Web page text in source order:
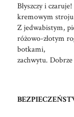
Błyszczy i
kremowym
Z jedwabistym,
różowo-złotym
zachwytu.